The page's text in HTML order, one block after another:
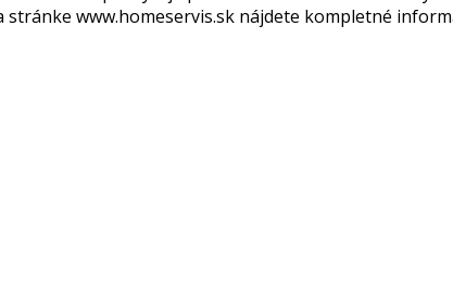
www.homeservis.sk nájdete kompletné